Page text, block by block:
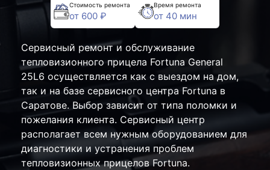
Стоимость ремонта
от 600 ₽
Время ремонта
от 40 мин
Сервисный ремонт и обслуживание
тепловизионного прицела Fortuna General
25L6 осуществляется как с выездом на дом,
так и на базе сервисного центра Fortuna в
Саратове. Выбор зависит от типа поломки и
пожелания клиента. Сервисный центр
располагает всем нужным оборудованием для
диагностики и устранения проблем
тепловизионных прицелов Fortuna.